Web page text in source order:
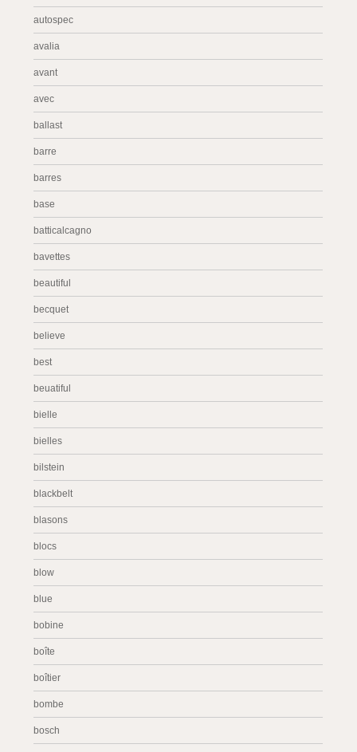
autospec
avalia
avant
avec
ballast
barre
barres
base
batticalcagno
bavettes
beautiful
becquet
believe
best
beuatiful
bielle
bielles
bilstein
blackbelt
blasons
blocs
blow
blue
bobine
boîte
boîtier
bombe
bosch